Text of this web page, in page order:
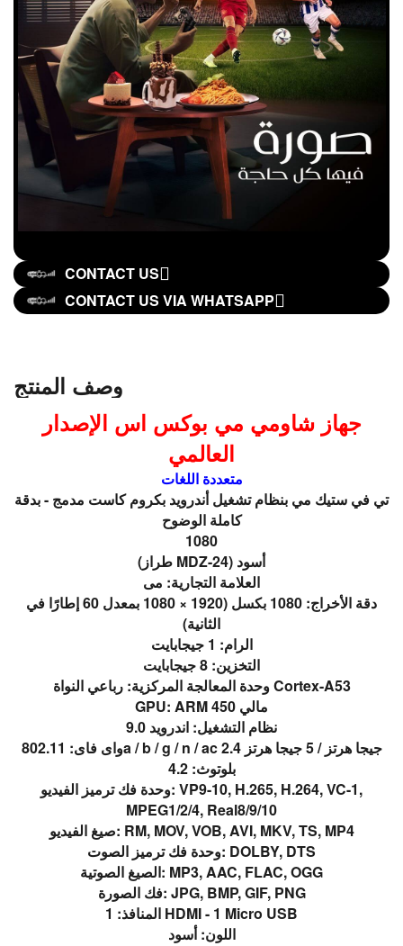
CONTACT US
CONTACT US VIA WHATSAPP
وصف المنتج
جهاز شاومي مي بوكس اس الإصدار
العالمي
متعددة اللغات
تي في ستيك مي بنظام تشغيل أندرويد بكروم كاست مدمج - بدقة
كاملة الوضوح
1080
(طراز MDZ-24) أسود
العلامة التجارية: مى
دقة الأخراج: 1080 بكسل (1920 × 1080 بمعدل 60 إطارًا في
الثانية)
الرام: 1 جيجابايت
التخزين: 8 جيجابايت
وحدة المعالجة المركزية: رباعي النواة Cortex-A53
GPU: ARM مالي 450
نظام التشغيل: اندرويد 9.0
واى فاى: 802.11a / b / g / n / ac 2.4 جيجا هرتز / 5 جيجا هرتز
بلوتوث: 4.2
وحدة فك ترميز الفيديو: VP9-10, H.265, H.264, VC-1,
MPEG1/2/4, Real8/9/10
صيغ الفيديو: RM, MOV, VOB, AVI, MKV, TS, MP4
وحدة فك ترميز الصوت: DOLBY, DTS
الصيغ الصوتية: MP3, AAC, FLAC, OGG
فك الصورة: JPG, BMP, GIF, PNG
المنافذ: 1 HDMI - 1 Micro USB
اللون: أسود